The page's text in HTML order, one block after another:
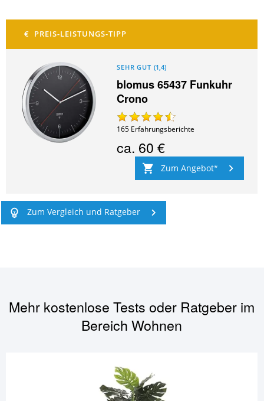
SEHR GUT (1,4)
blomus 65437 Funkuhr
Crono
165 Erfahrungsberichte
ca. 60 €
Zum Angebot
Zum Vergleich und Ratgeber
Mehr kostenlose Tests oder Ratgeber im
BereichWohnen